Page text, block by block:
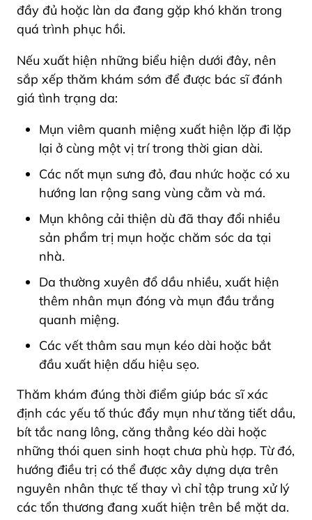
đầy đủ hoặc làn da đang gặp khó khăn trong
quá trình phục hồi.
Nếu xuất hiện những biểu hiện dưới đây, nên
sắp xếp thăm khám sớm để được bác sĩ đánh
giá tình trạng da:
Mụn viêm quanh miệng xuất hiện lặp đi lặp
lại ở cùng một vị trí trong thời gian dài.
Các nốt mụn sưng đỏ, đau nhức hoặc có xu
hướng lan rộng sang vùng cằm và má.
Mụn không cải thiện dù đã thay đổi nhiều
sản phẩm trị mụn hoặc chăm sóc da tại
nhà.
Da thường xuyên đổ dầu nhiều, xuất hiện
thêm nhân mụn đóng và mụn đầu trắng
quanh miệng.
Các vết thâm sau mụn kéo dài hoặc bắt
đầu xuất hiện dấu hiệu sẹo.
Thăm khám đúng thời điểm giúp bác sĩ xác
định các yếu tố thúc đẩy mụn như tăng tiết dầu,
bít tắc nang lông, căng thẳng kéo dài hoặc
những thói quen sinh hoạt chưa phù hợp. Từ đó,
hướng điều trị có thể được xây dựng dựa trên
nguyên nhân thực tế thay vì chỉ tập trung xử lý
các tổn thương đang xuất hiện trên bề mặt da.